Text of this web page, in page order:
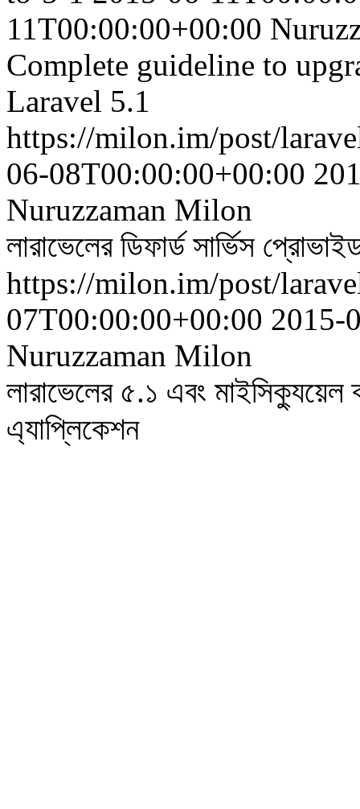
11T00:00:00+00:00
Complete guideline to
Laravel 5.1
https://milon.im/post/
06-08T00:00:00+00:00
Nuruzzaman Milon
লারাভেলের ডিফার্ড সার্ভিস
https://milon.im/post/
07T00:00:00+00:00 2015-
Nuruzzaman Milon
লারাভেলের ৫.১ এবং মাইসিক্যুয়েল
এ্যাপ্লিকেশন